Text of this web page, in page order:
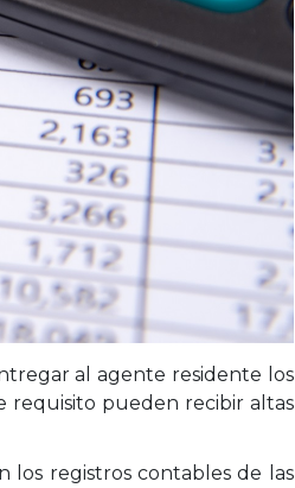
al agente residente los
requisito pueden recibir altas
los registros contables de las